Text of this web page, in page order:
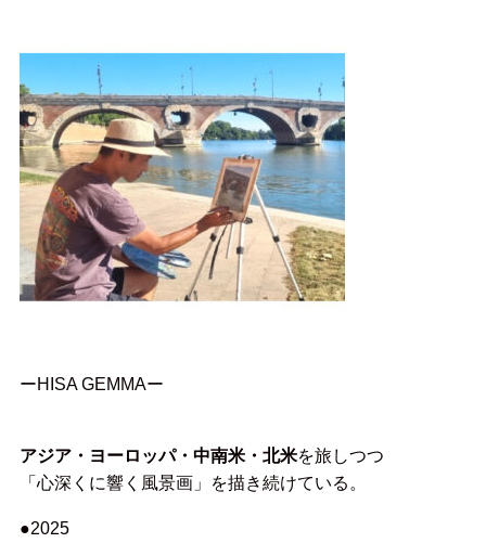
ーHISA GEMMAー
アジア・ヨーロッパ・中南米・北米を旅しつつ
「心深くに響く風景画」を描き続けている。
●2025